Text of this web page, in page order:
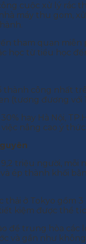
cuộc xử lý rác
máy thu gom,
tham quan miễn
học từ tiểu học
công nhất
(tương đương
hay Hà Nội,
nâng cao ý
triệu người,
ép thành khối
thải ở Tokyo gồm
kiệm được thể
để trung hòa
và gần như